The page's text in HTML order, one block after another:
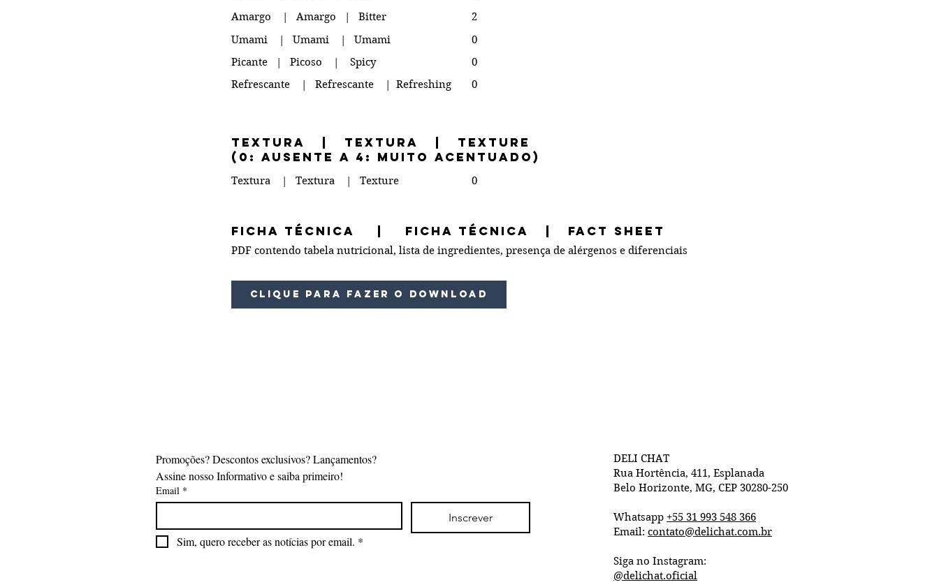
Amargo | Amargo | Bitter
Umami | Umami | Umami
Picante | Picoso | Spicy
Refrescante | Refrescante | Refreshing
2
0
0
0
TEXTURA | Textura | Texture
(0: ausente a 4: muito acentuado)
Textura | Textura | Texture 0
FICHA TÉCNICA | Ficha Técnica | Fact Sheet
PDF contendo tabela nutricional, lista de ingredientes, presença de alérgenos e diferenciais
Clique para fazer o download
Promoções? Descontos exclusivos? Lançamentos?
Assine nosso Informativo e saiba primeiro!
Email *
Inscrever
Sim, quero receber as notícias por email. *
DELI CHAT
Rua Hortência, 411, Esplanada
Belo Horizonte, MG, CEP 30280-250
Whatsapp +55 31 993 548 366
Email: contato@delichat.com.br
Siga no Instagram:
@delichat.oficial